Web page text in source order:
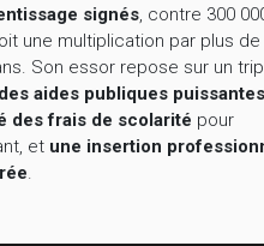
signés, contre 300
une multiplication par plus
Son essor repose sur un
des aides publiques puissantes
des frais de scolarité pour
et une insertion